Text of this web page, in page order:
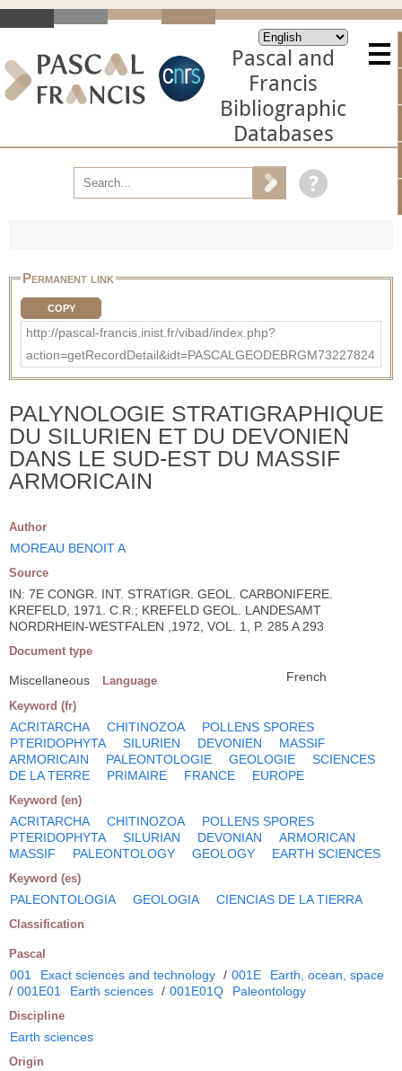
Pascal and
Francis
Bibliographic
Databases
Permanent link
COPY
http://pascal-francis.inist.fr/vibad/index.php?
action=getRecordDetail&idt=PASCALGEODEBRGM73227824
PALYNOLOGIE STRATIGRAPHIQUE
DU SILURIEN ET DU DEVONIEN
DANS LE SUD-EST DU MASSIF
ARMORICAIN
Author
MOREAU BENOIT A
Source
IN: 7E CONGR. INT. STRATIGR. GEOL. CARBONIFERE.
KREFELD, 1971. C.R.; KREFELD GEOL. LANDESAMT
NORDRHEIN-WESTFALEN ,1972, VOL. 1, P. 285 A 293
Document type
Miscellaneous Language French
Keyword (fr)
ACRITARCHA CHITINOZOA
POLLENS SPORES
PTERIDOPHYTA
SILURIEN DEVONIEN
MASSIF
ARMORICAIN
PALEONTOLOGIE GEOLOGIE
SCIENCES
DE LA TERRE
PRIMAIRE FRANCE EUROPE
Keyword (en)
ACRITARCHA CHITINOZOA
POLLENS SPORES
PTERIDOPHYTA
SILURIAN DEVONIAN
ARMORICAN
MASSIF
PALEONTOLOGY GEOLOGY EARTH SCIENCES
Keyword (es)
PALEONTOLOGIA GEOLOGIA CIENCIAS DE LA TIERRA
Classification
Pascal
001 Exact sciences and technology / 001E
Earth, ocean, space
/ 001E01 Earth sciences / 001E01Q Paleontology
Discipline
Earth sciences
Origin